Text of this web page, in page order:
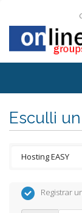
Esculli
Registrar